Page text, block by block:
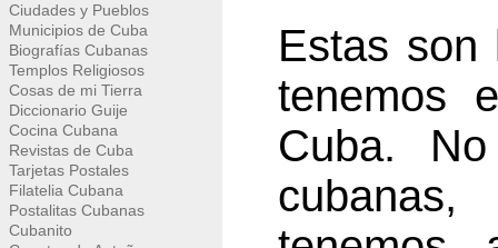
Ciudades y Pueblos
Municipios de Cuba
Biografías Cubanas
Templos Religiosos
Cosas de mi Tierra
Diccionario Guije
Cocina Cubana
Revistas de Cuba
Tarjetas Postales
Filatelia Cubana
Postalitas Cubanas
Cubanito
Estas son
tenemos
Cuba.